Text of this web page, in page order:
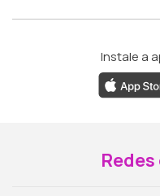
Instale a